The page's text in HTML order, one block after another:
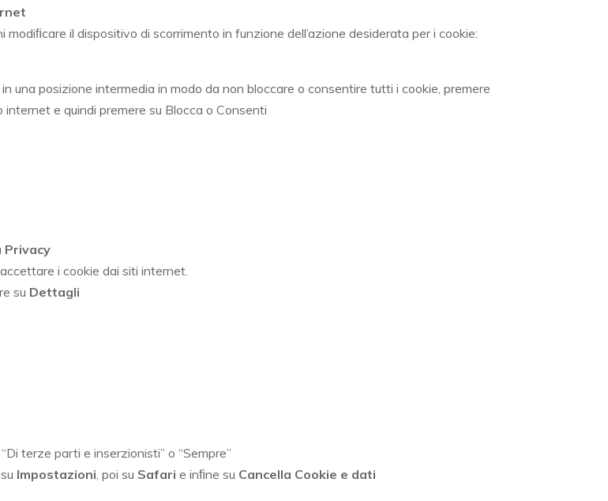
il dispositivo di scorrimento in funzione dell’azione desiderata per i cookie:
una posizione intermedia in modo da non bloccare o consentire tutti i cookie, premere
e quindi premere su Blocca o Consenti
Privacy
i cookie dai siti internet.
su Dettagli
terze parti e inserzionisti” o “Sempre”
Impostazioni, poi su Safari e inﬁne su Cancella Cookie e dati